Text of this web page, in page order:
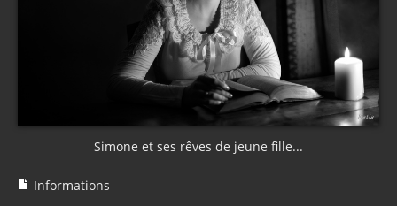
Simone et ses rêves de jeune fille...
Informations